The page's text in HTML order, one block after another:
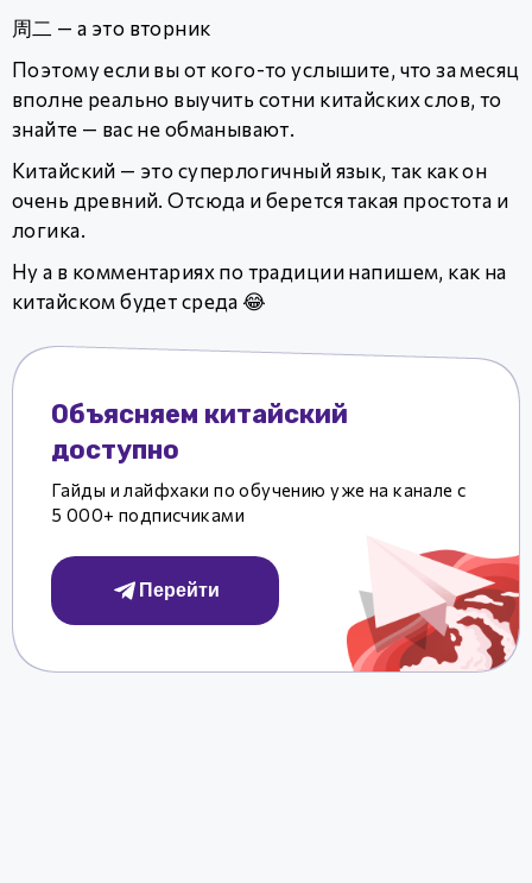
周二 — а это вторник
Поэтому если вы от кого-то услышите, что за месяц
вполне реально выучить сотни китайских слов, то
знайте — вас не обманывают.
Китайский — это суперлогичный язык, так как он
очень древний. Отсюда и берется такая простота и
логика.
Ну а в комментариях по традиции напишем, как на
китайском будет среда 😂
Объясняем китайский
доступно
Гайды и лайфхаки по обучению уже на канале с
5 000+ подписчиками
Перейти